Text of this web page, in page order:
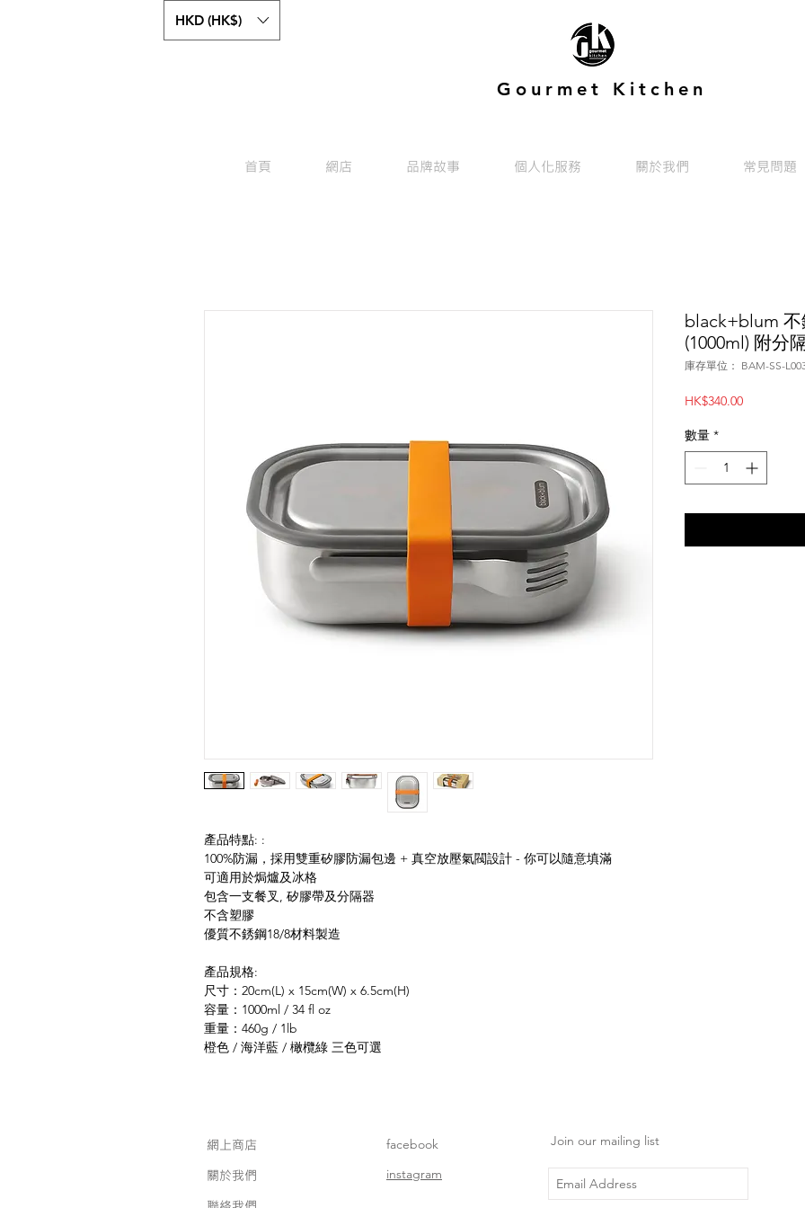
HKD (HK$)
Gourmet Kitchen
首頁 網店 品牌故事 個人化服務 關於我們 常見問題
產品特點: :
100%防漏，採用雙重矽膠防漏包邊 + 真空放壓氣閥設計 - 你可以隨意填滿
可適用於焗爐及冰格
包含一支餐叉, 矽膠帶及分隔器
不含塑膠
優質不銹鋼18/8材料製造
產品規格:
尺寸：20cm(L) x 15cm(W) x 6.5cm(H)
容量：1000ml / 34 fl oz
重量：460g / 1lb
橙色 / 海洋藍 / 橄欖綠 三色可選
black+blum
(1000ml) 附分
庫存單位： BAM-SS-
HK$340.00價
數量 *
網上商店
關於我們
Join our mailing list
facebook
instagram